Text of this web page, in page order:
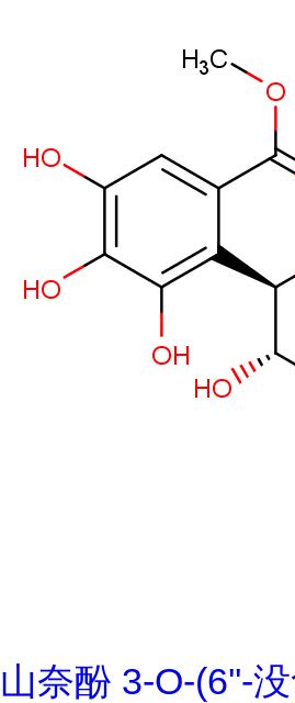
山奈酚 3-O-(6''-